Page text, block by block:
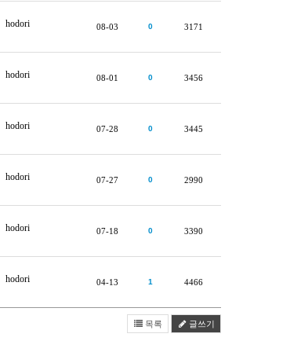
hodori 08-03 0 3171
hodori 08-01 0 3456
hodori 07-28 0 3445
hodori 07-27 0 2990
hodori 07-18 0 3390
hodori 04-13 1 4466
목록 글쓰기